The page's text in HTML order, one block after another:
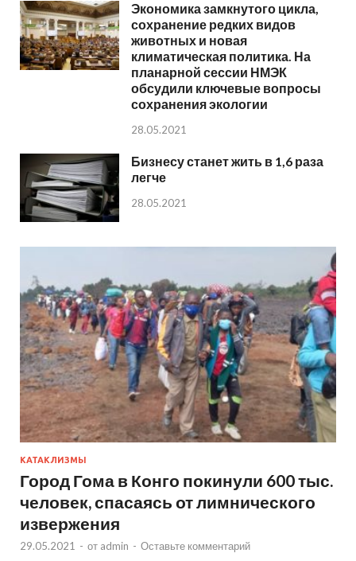
Экономика замкнутого цикла,
сохранение редких видов
животных и новая
климатическая политика. На
планарной сессии НМЭК
обсудили ключевые вопросы
сохранения экологии
28.05.2021
Бизнесу станет жить в 1,6 раза
легче
28.05.2021
КАТАКЛИЗМЫ
Город Гома в Конго покинули 600 тыс.
человек, спасаясь от лимнического
извержения
29.05.2021 - от admin - Оставьте комментарий